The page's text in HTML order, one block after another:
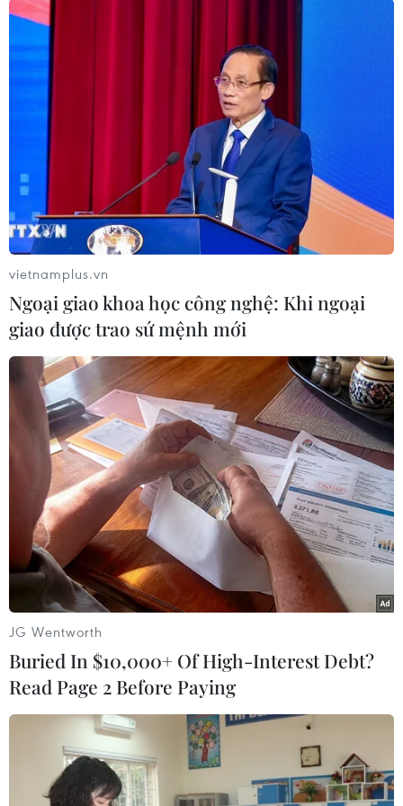
#L-SAM #đánh chặn tên lửa
#KAMD
#phòng thủ 3 trục
#m sam Hàn Quốc
TIN LIÊN QUAN
Ấn Độ phóng thử thành công tên lửa đánh
vietnamplus.vn
Ngoại giao khoa học công nghệ: Khi ngoại
giao được trao sứ mệnh mới
JG Wentworth
Buried In $10,000+ Of High-Interest Debt?
Read Page 2 Before Paying